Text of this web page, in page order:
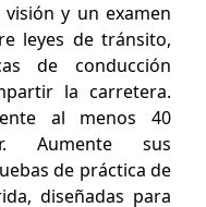
y un examen
leyes de tránsito,
de conducción
la carretera.
al menos 40
Aumente sus
de práctica de
diseñadas para